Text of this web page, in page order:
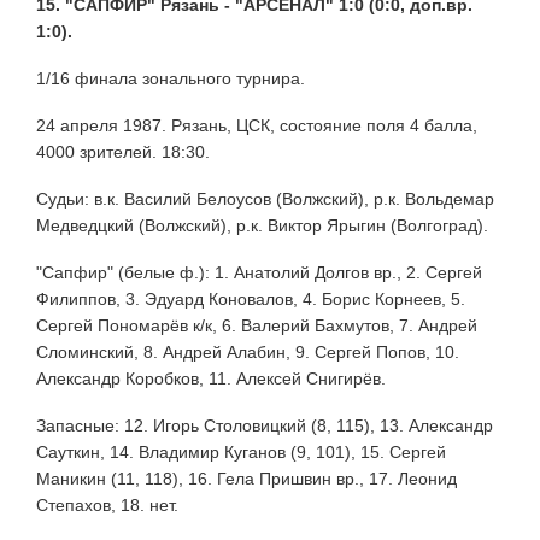
15. "САПФИР" Рязань - "АРСЕНАЛ" 1:0 (0:0, доп.вр.
1:0).
1/16 финала зонального турнира.
24 апреля 1987. Рязань, ЦСК, состояние поля 4 балла,
4000 зрителей. 18:30.
Судьи: в.к. Василий Белоусов (Волжский), р.к. Вольдемар
Медведцкий (Волжский), р.к. Виктор Ярыгин (Волгоград).
"Сапфир" (белые ф.): 1. Анатолий Долгов вр., 2. Сергей
Филиппов, 3. Эдуард Коновалов, 4. Борис Корнеев, 5.
Сергей Пономарёв к/к, 6. Валерий Бахмутов, 7. Андрей
Сломинский, 8. Андрей Алабин, 9. Сергей Попов, 10.
Александр Коробков, 11. Алексей Снигирёв.
Запасные: 12. Игорь Столовицкий (8, 115), 13. Александр
Сауткин, 14. Владимир Куганов (9, 101), 15. Сергей
Маникин (11, 118), 16. Гела Пришвин вр., 17. Леонид
Степахов, 18. нет.